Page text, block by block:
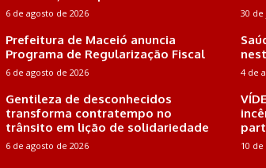
6 de agosto de 2026
Prefeitura de Maceió anuncia
Programa de Regularização Fiscal
6 de agosto de 2026
Gentileza de desconhecidos
transforma contratempo no
trânsito em lição de solidariedade
6 de agosto de 2026
30
4 de
10